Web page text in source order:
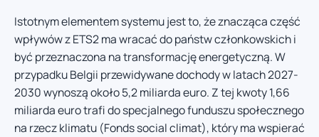
Istotnym elementem systemu jest to, że znacząca część
wpływów z ETS2 ma wracać do państw członkowskich i
być przeznaczona na transformację energetyczną. W
przypadku Belgii przewidywane dochody w latach 2027-
2030 wynoszą około 5,2 miliarda euro. Z tej kwoty 1,66
miliarda euro trafi do specjalnego funduszu społecznego
na rzecz klimatu (Fonds social climat), który ma wspierać